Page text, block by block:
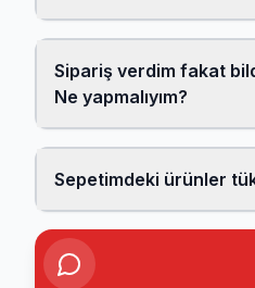
Sipariş verdim fakat
Ne yapmalıyım?
Sepetimdeki ürünler